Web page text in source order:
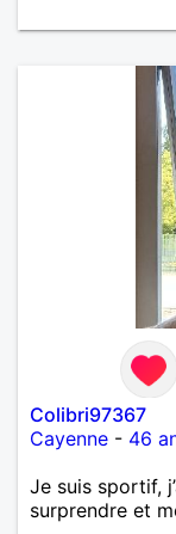
Colibri97367
Cayenne - 46
Je suis sportif,
surprendre et